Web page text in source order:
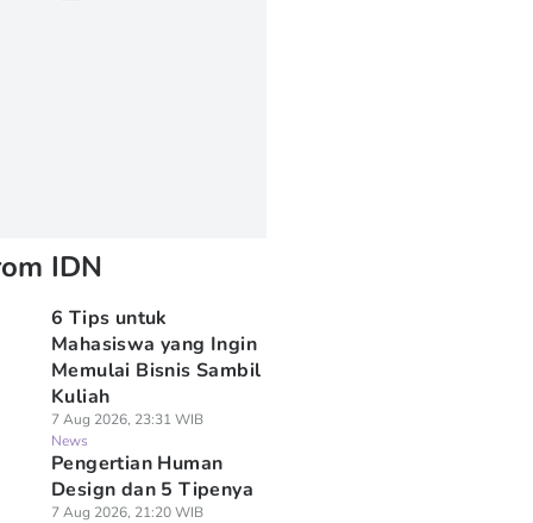
IDN
6 Tips untuk
Mahasiswa yang Ingin
Memulai Bisnis Sambil
Kuliah
7 Aug 2026, 23:31 WIB
News
Pengertian Human
Design dan 5 Tipenya
7 Aug 2026, 21:20 WIB